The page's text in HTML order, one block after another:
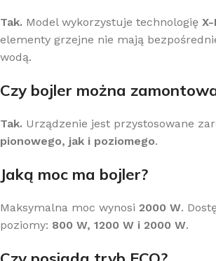
Tak. Model wykorzystuje technologię X-
elementy grzejne nie mają
wodą.
Czy bojler można
Tak. Urządzenie jest przystosowane
pionowego, jak i poziomego.
Jaką moc ma bojler?
Maksymalna moc wynosi 2000 W.
poziomy: 800 W, 1200 W i 2000 W.